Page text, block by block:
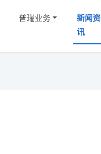
普瑞业务
新闻资
讯